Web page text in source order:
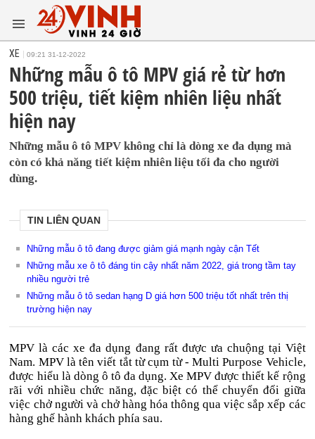
XE 09:21 31-12-2022
Những mẫu ô tô MPV giá rẻ từ hơn
500 triệu, tiết kiệm nhiên liệu nhất
hiện nay
Những mẫu ô tô MPV không chỉ là dòng xe đa dụng mà
còn có khả năng tiết kiệm nhiên liệu tối đa cho người
dùng.
TIN LIÊN QUAN
Những mẫu ô tô đang được giảm giá mạnh ngày cận Tết
Những mẫu xe ô tô đáng tin cậy nhất năm 2022, giá trong tầm tay
nhiều người trẻ
Những mẫu ô tô sedan hạng D giá hơn 500 triệu tốt nhất trên thị
trường hiện nay
MPV là các xe đa dụng đang rất được ưa chuộng tại Việt
Nam. MPV là tên viết tắt từ cụm từ - Multi Purpose Vehicle,
được hiểu là dòng ô tô đa dụng. Xe MPV được thiết kế rộng
rãi với nhiều chức năng, đặc biệt có thể chuyển đổi giữa
việc chở người và chở hàng hóa thông qua việc sắp xếp các
hàng ghế hành khách phía sau.